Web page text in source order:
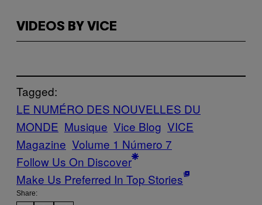
VIDEOS BY VICE
Tagged:
LE NUMÉRO DES NOUVELLES DU
MONDE Musique Vice Blog VICE
Magazine Volume 1 Número 7
Follow Us On Discover
Make Us Preferred In Top Stories
Share: